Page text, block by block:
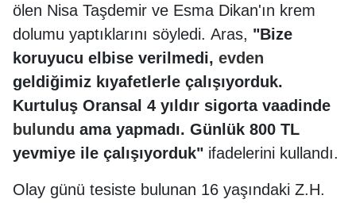
ölen Nisa Taşdemir ve Esma Dikan'ın krem
dolumu yaptıklarını söyledi. Aras, "Bize
koruyucu elbise verilmedi, evden
geldiğimiz kıyafetlerle çalışıyorduk.
Kurtuluş Oransal 4 yıldır sigorta vaadinde
bulundu ama yapmadı. Günlük 800 TL
yevmiye ile çalışıyorduk" ifadelerini kullandı.
Olay günü tesiste bulunan 16 yaşındaki Z.H.